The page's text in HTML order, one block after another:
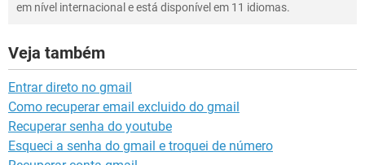
em nível internacional e está disponível em 11 idiomas.
Veja também
Entrar direto no gmail
Como recuperar email excluido do gmail
Recuperar senha do youtube
Esqueci a senha do gmail e troquei de número